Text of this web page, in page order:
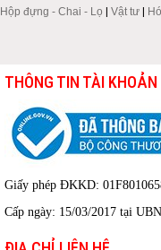
Hộp đựng - Chai - Lọ | Vật tư |
THÔNG TIN TÀI KHOẢN
Giấy phép ĐKKD:
Cấp ngày: 15/03/2017 tại